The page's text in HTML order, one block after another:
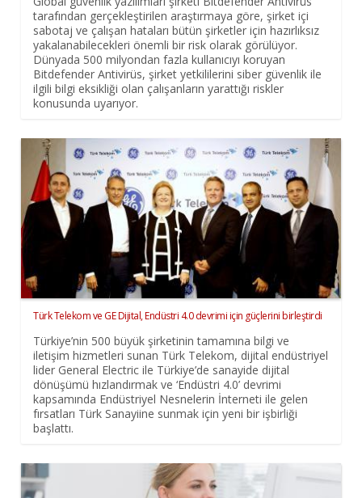
tarafından gerçekleştirilen araştırmaya göre, şirket içi
sabotaj ve çalışan hataları bütün şirketler için hazırlıksız
yakalanabilecekleri önemli bir risk olarak görülüyor.
Dünyada 500 milyondan fazla kullanıcıyı koruyan
Bitdefender Antivirüs, şirket yetkililerini siber güvenlik ile
ilgili bilgi eksikliği olan çalışanların yarattığı riskler
konusunda uyarıyor.
Türk Telekom ve GE Dijital, Endüstri 4.0 devrimi için güçlerini birleştirdi
Türkiye’nin 500 büyük şirketinin tamamına bilgi ve
iletişim hizmetleri sunan Türk Telekom, dijital endüstriyel
lider General Electric ile Türkiye’de sanayide dijital
dönüşümü hızlandırmak ve ‘Endüstri 4.0’ devrimi
kapsamında Endüstriyel Nesnelerin İnterneti ile gelen
fırsatları Türk Sanayiine sunmak için yeni bir işbirliği
başlattı.